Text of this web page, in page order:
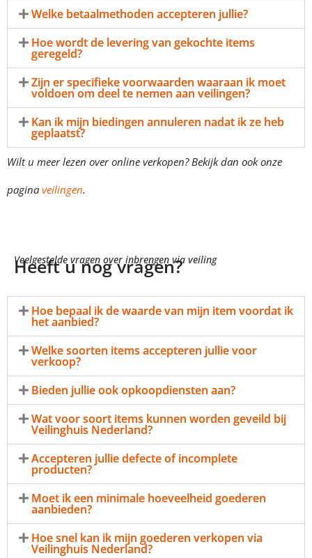
Welke betaalmethoden accepteren jullie?
Hoe wordt de levering van gekochte items
geregeld?
Zijn er specifieke voorwaarden waaraan ik moet
voldoen om deel te nemen aan veilingen?
Kan ik mijn biedingen annuleren nadat ik ze heb
geplaatst?
Wilt u meer lezen over online verkopen? Bekijk dan ook onze
pagina veilingen.
Veelgestelde vragen over inbrengen via veiling
Heeft u nog vragen?
Hoe bepaal ik de waarde van mijn item voordat ik
het aanbied?
Welke soorten items accepteren jullie voor
verkoop?
Bieden jullie ook opkoopdiensten aan?
Wat voor soort items kunnen worden geveild bij
Veilinghuis Nederland?
Accepteren jullie defecte of incomplete
producten?
Moet ik een minimale hoeveelheid goederen
aanbieden?
Hoe snel kan ik mijn goederen verkopen via
Veilinghuis Nederland?